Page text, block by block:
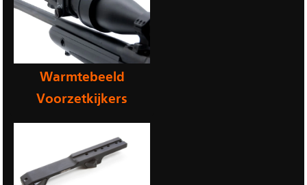
Warmtebeeld
Voorzetkijkers